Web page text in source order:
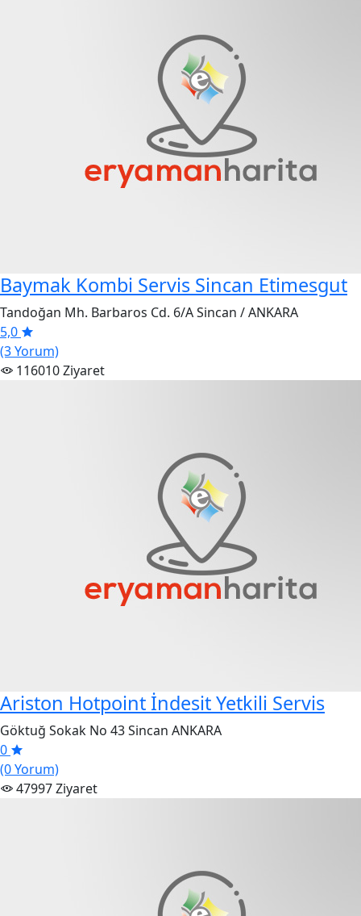
Baymak Kombi Servis Sincan Etimesgut
Tandoğan Mh. Barbaros Cd. 6/A Sincan / ANKARA
5,0
(3 Yorum)
116010 Ziyaret
Ariston Hotpoint İndesit Yetkili Servis
Göktuğ Sokak No 43 Sincan ANKARA
0
(0 Yorum)
47997 Ziyaret